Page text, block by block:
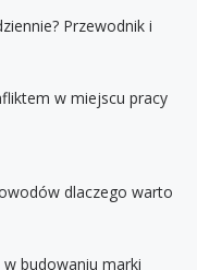
Przewodnik i
w miejscu pracy
dlaczego warto
budowaniu marki